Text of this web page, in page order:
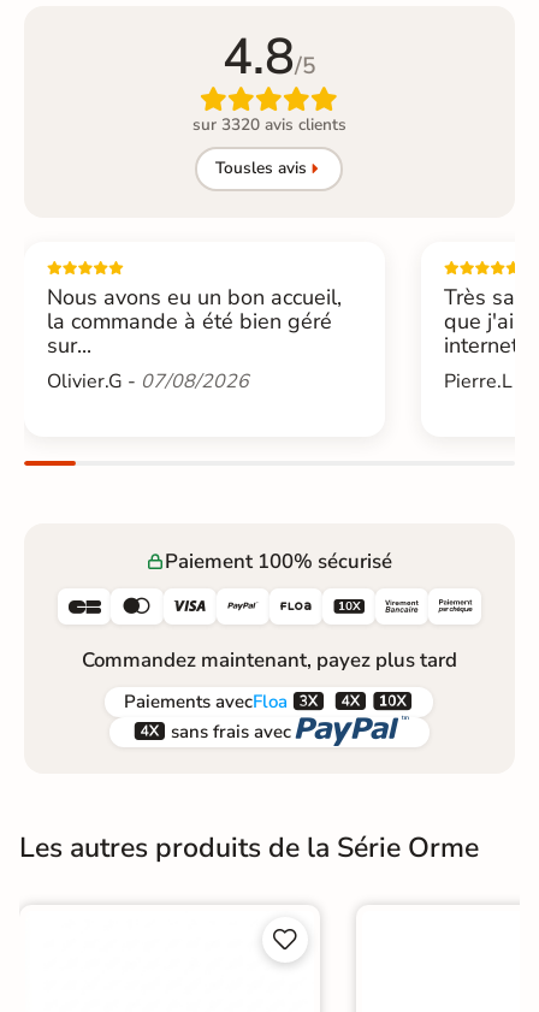
4.8/5

sur 3320 avis clients
Tousles avis
Nous avons eu un bon accueil,
la commande à été bien géré
sur...
Olivier.G - 07/08/2026
Très
que j'ai
internet....
Pierre.L -
Paiement 100% sécurisé
     
Commandez maintenant, payez plus tard
Paiements avecFloa  
 sans frais avec 
Les autres produits de la Série Orme

